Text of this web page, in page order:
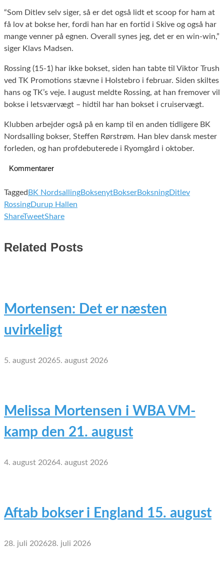
“Som Ditlev selv siger, så er det også lidt et scoop for ham at
få lov at bokse her, fordi han har en fortid i Skive og også har
mange venner på egnen. Overall synes jeg, det er en win-win,”
siger Klavs Madsen.
Rossing (15-1) har ikke bokset, siden han tabte til Viktor Trush
ved TK Promotions stævne i Holstebro i februar. Siden skiltes
hans og TK’s veje. I august meldte Rossing, at han fremover vil
bokse i letsværvægt – hidtil har han bokset i cruiservægt.
Klubben arbejder også på en kamp til en anden tidligere BK
Nordsalling bokser, Steffen Rørstrøm. Han blev dansk mester
forleden, og han profdebuterede i Ryomgård i oktober.
Kommentarer
Tagged BK NordsallingBoksenytBokserBoksningDitlev
RossingDurup Hallen
ShareTweetShare
Related Posts
Mortensen: Det er næsten
uvirkeligt
5. august 20265. august 2026
Melissa Mortensen i WBA VM-
kamp den 21. august
4. august 20264. august 2026
Aftab bokser i England 15. august
28. juli 202628. juli 2026